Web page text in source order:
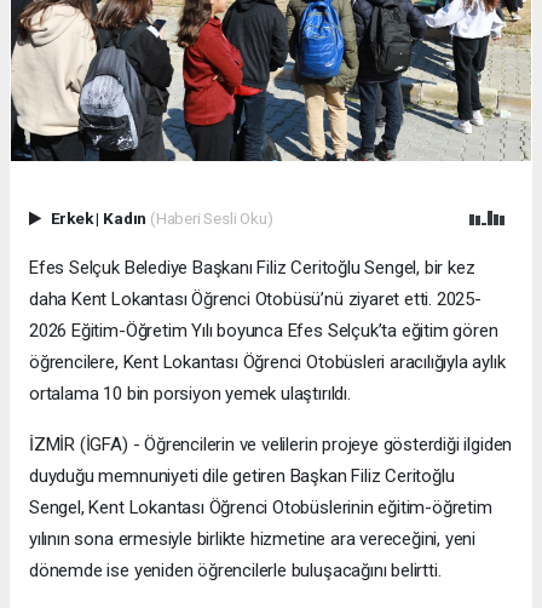
Erkek| Kadın (Haberi Sesli Oku)
Efes Selçuk Belediye Başkanı Filiz Ceritoğlu Sengel, bir kez
daha Kent Lokantası Öğrenci Otobüsü’nü ziyaret etti. 2025-
2026 Eğitim-Öğretim Yılı boyunca Efes Selçuk’ta eğitim gören
öğrencilere, Kent Lokantası Öğrenci Otobüsleri aracılığıyla aylık
ortalama 10 bin porsiyon yemek ulaştırıldı.
İZMİR (İGFA) - Öğrencilerin ve velilerin projeye gösterdiği ilgiden
duyduğu memnuniyeti dile getiren Başkan Filiz Ceritoğlu
Sengel, Kent Lokantası Öğrenci Otobüslerinin eğitim-öğretim
yılının sona ermesiyle birlikte hizmetine ara vereceğini, yeni
dönemde ise yeniden öğrencilerle buluşacağını belirtti.